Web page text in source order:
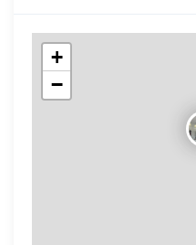
+
−